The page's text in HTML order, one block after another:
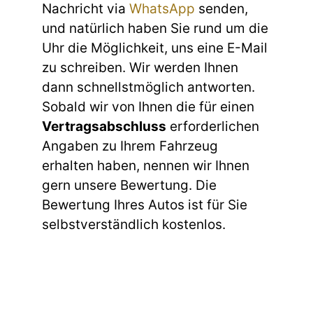
Nachricht via WhatsApp senden,
und natürlich haben Sie rund um die
Uhr die Möglichkeit, uns eine E-Mail
zu schreiben. Wir werden Ihnen
dann schnellstmöglich antworten.
Sobald wir von Ihnen die für einen
Vertragsabschluss erforderlichen
Angaben zu Ihrem Fahrzeug
erhalten haben, nennen wir Ihnen
gern unsere Bewertung. Die
Bewertung Ihres Autos ist für Sie
selbstverständlich kostenlos.